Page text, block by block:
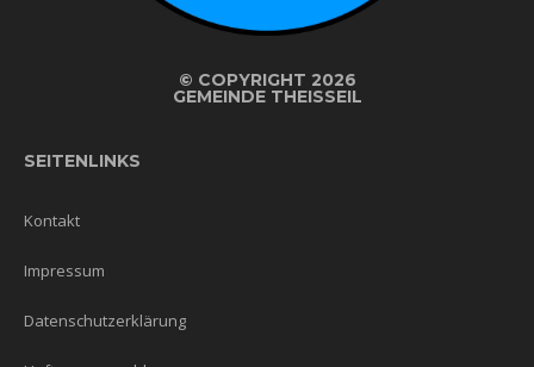
© COPYRIGHT 2026
GEMEINDE THEISSEIL
SEITENLINKS
Kontakt
Impressum
Datenschutzerklärung